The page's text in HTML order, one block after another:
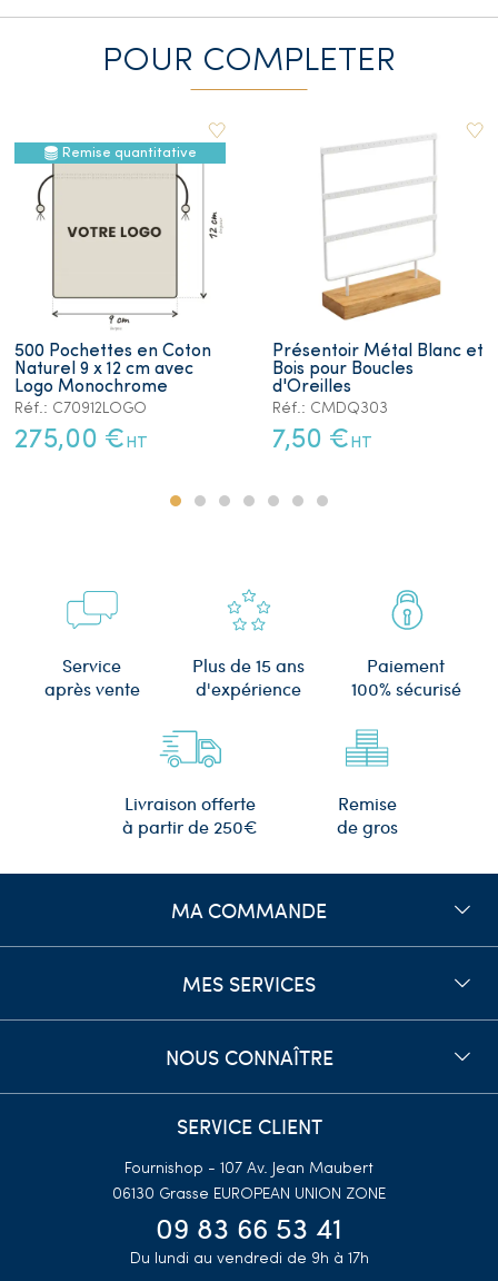
POUR COMPLETER
Remise quantitative
500 Pochettes en Coton
Naturel 9 x 12 cm avec
Logo Monochrome
Réf.: C70912LOGO
275,00 € HT
Présentoir Métal Blanc et
Bois pour Boucles
d'Oreilles
Réf.: CMDQ303
7,50 € HT
Service
après vente
Plus de 15 ans
d'expérience
Paiement
100% sécurisé
Livraison offerte
à partir de 250€
Remise
de gros
MA COMMANDE
MES SERVICES
NOUS CONNAÎTRE
SERVICE CLIENT
Fournishop - 107 Av. Jean Maubert
06130 Grasse EUROPEAN UNION ZONE
09 83 66 53 41
Du lundi au vendredi de 9h à 17h